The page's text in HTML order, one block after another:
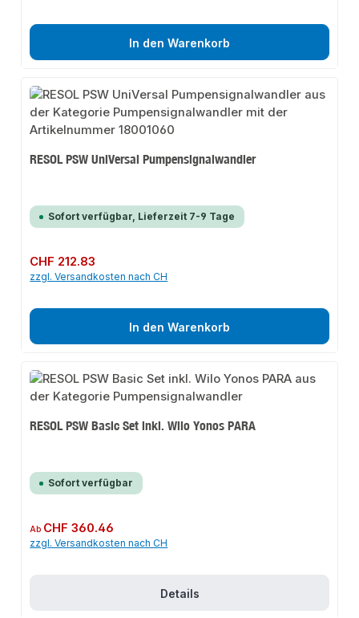
In den Warenkorb
RESOL PSW UniVersal Pumpensignalwandler
Sofort verfügbar, Lieferzeit 7-9 Tage
Regulärer Preis:
CHF 212.83
zzgl. Versandkosten nach CH
In den Warenkorb
RESOL PSW Basic Set inkl. Wilo Yonos PARA
Sofort verfügbar
Regulärer Preis:
Ab CHF 360.46
zzgl. Versandkosten nach CH
Details